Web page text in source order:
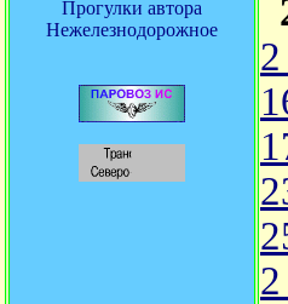
Прогулки автора
Нежелезнодорожное